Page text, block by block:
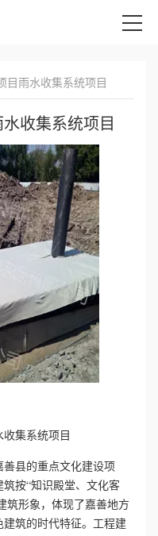
目雨水收集系统项目
收集系统项目
集系统项目
县的重点文化建设项
按“知识殿堂、文化客
筑形象，体现了嘉善地方
筑的时代特征。工程建